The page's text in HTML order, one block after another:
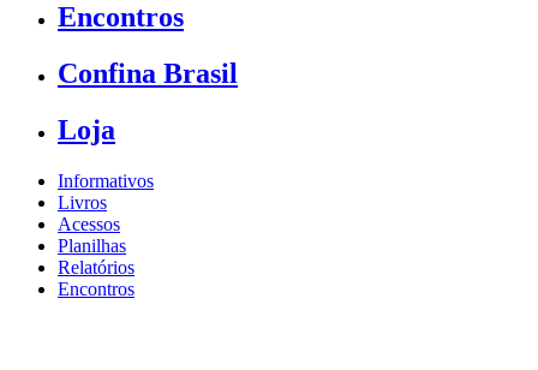
Encontros
Confina Brasil
Loja
Informativos
Livros
Acessos
Planilhas
Relatórios
Encontros